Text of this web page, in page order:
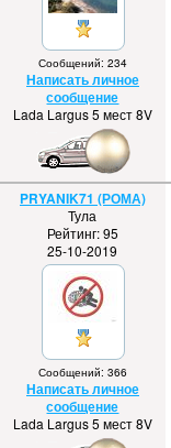
Сообщений: 234
Написать личное
сообщение
Lada Largus 5 мест 8V
PRYANIK71 (РОМА)
Тула
Рейтинг: 95
25-10-2019
Сообщений: 366
Написать личное
сообщение
Lada Largus 5 мест 8V